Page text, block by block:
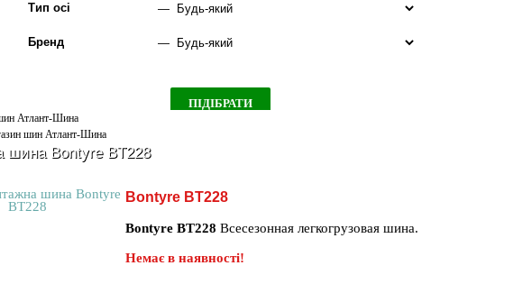
Тип осі
Бренд
шина Bontyre BT228
Bontyre BT228
Bontyre BT228 Всесезонная легкогрузовая шина.
Немає в наявності!